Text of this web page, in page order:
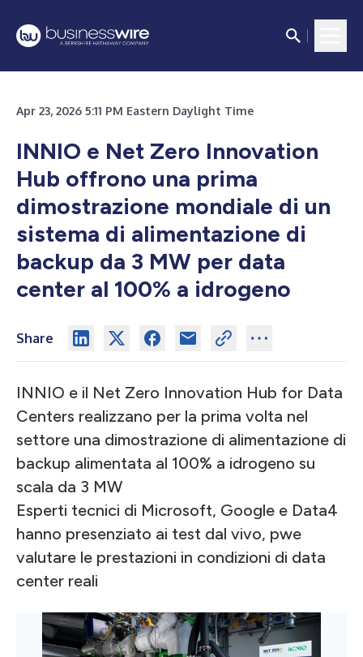
Apr 23, 2026 5:11 PM Eastern Daylight Time
INNIO e Net Zero Innovation
Hub offrono una prima
dimostrazione mondiale di un
sistema di alimentazione di
backup da 3 MW per data
center al 100% a idrogeno
Share
INNIO e il Net Zero Innovation Hub for Data
Centers realizzano per la prima volta nel
settore una dimostrazione di alimentazione di
backup alimentata al 100% a idrogeno su
scala da 3 MW
Esperti tecnici di Microsoft, Google e Data4
hanno presenziato ai test dal vivo, pwe
valutare le prestazioni in condizioni di data
center reali